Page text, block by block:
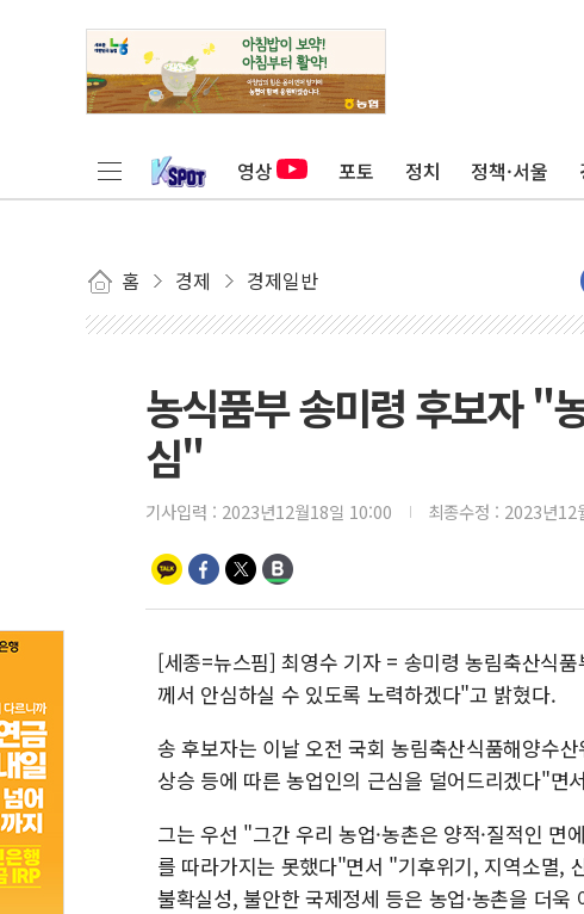
영상 포토 정치 정책·서울
홈 경제 경제일반
농식품부 송미령 후보자 "
심"
기사입력 : 2023년12월18일 10:00 최종수정 : 2023년12
[세종=뉴스핌] 최영수 기자 = 송미령 농림축산식
께서 안심하실 수 있도록 노력하겠다"고 밝혔다.
송 후보자는 이날 오전 국회 농림축산식품해양수
상승 등에 따른 농업인의 근심을 덜어드리겠다"면
그는 우선 "그간 우리 농업·농촌은 양적·질적인
를 따라가지는 못했다"면서 "기후위기, 지역소멸,
불확실성, 불안한 국제정세 등은 농업·농촌을 더